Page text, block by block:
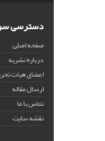
دسترسی
صفحه اصلی
درباره نشریه
اعضای هیات
ارسال مقاله
تماس با ما
نقشه سایت